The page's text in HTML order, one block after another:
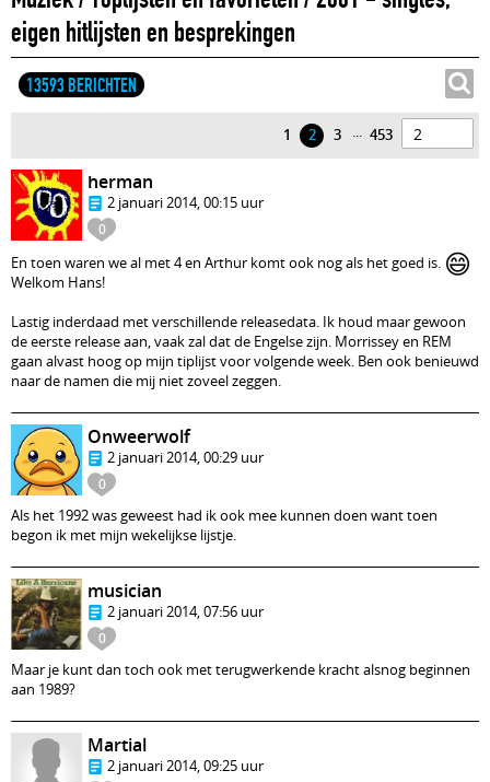
eigen hitlijsten en besprekingen
13593 BERICHTEN
1 2 3 ... 453
0
herman
2 januari 2014, 00:15 uur
En toen waren we al met 4 en Arthur komt ook nog als het goed is. 😄
Welkom Hans!
Lastig inderdaad met verschillende releasedata. Ik houd maar gewoon
de eerste release aan, vaak zal dat de Engelse zijn. Morrissey en REM
gaan alvast hoog op mijn tiplijst voor volgende week. Ben ook benieuwd
naar de namen die mij niet zoveel zeggen.
0
Onweerwolf
2 januari 2014, 00:29 uur
Als het 1992 was geweest had ik ook mee kunnen doen want toen
begon ik met mijn wekelijkse lijstje.
0
musician
2 januari 2014, 07:56 uur
Maar je kunt dan toch ook met terugwerkende kracht alsnog beginnen
aan 1989?
Martial
2 januari 2014, 09:25 uur